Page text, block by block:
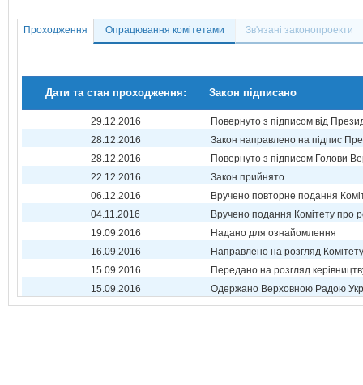
Проходження Опрацювання комітетами Зв'язані законопроекти
Дати та стан проходження: Закон підписано
29.12.2016
Повернуто з підписом від
28.12.2016
Закон направлено на підпис
28.12.2016
Повернуто з підписом Голови
22.12.2016
Закон прийнято
06.12.2016
Вручено повторне подання
04.11.2016
Вручено подання Комітету про
19.09.2016
Надано для ознайомлення
16.09.2016
Направлено на розгляд Комітету
15.09.2016
Передано на розгляд
15.09.2016
Одержано Верховною Радою